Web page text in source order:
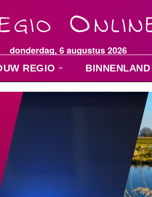
donderdag, 6 augustus 2026
REGIO BINNENLAND